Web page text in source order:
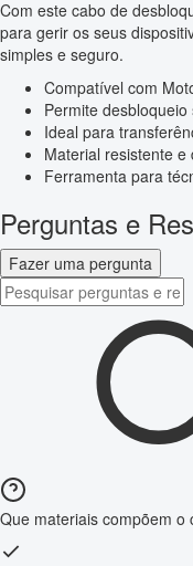
Com este cabo de
para gerir os seus
simples e seguro.
Compatível com
Permite
Ideal para
Material resistente e
Ferramenta para
Perguntas e
Fazer uma pergunta
Que materiais compõem o